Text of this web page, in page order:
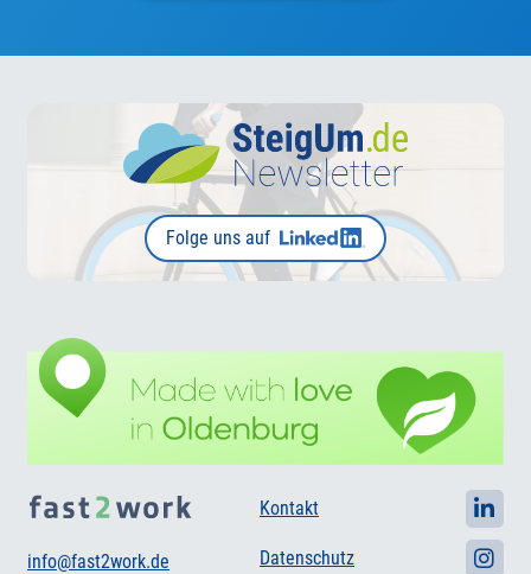
Folge uns auf
info@fast2work.de
Kontakt
Datenschutz